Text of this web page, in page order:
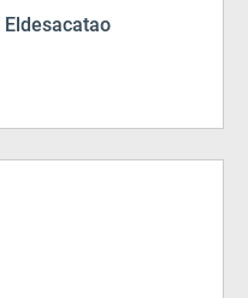
Eldesacatao